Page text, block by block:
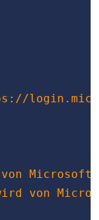
Microsoft
von